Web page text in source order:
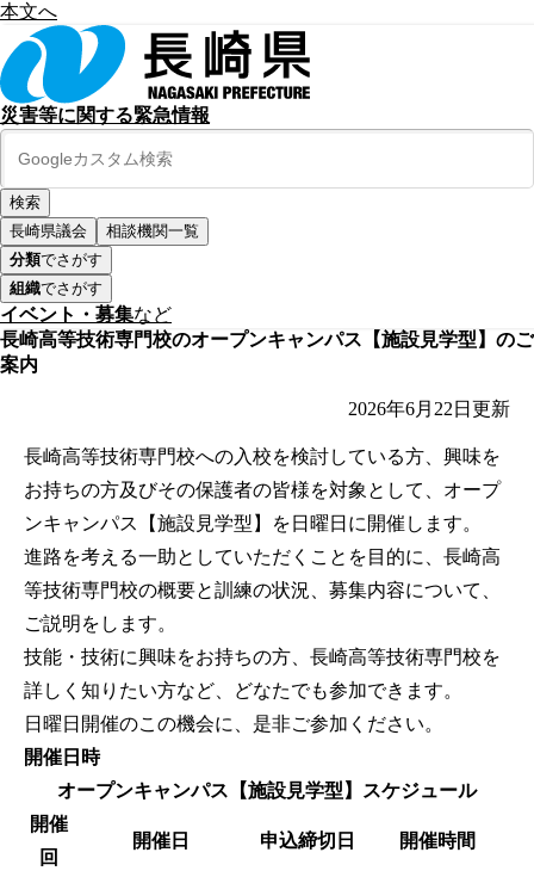
本文へ
災害等に関する緊急情報
長崎県議会
相談機関一覧
分類でさがす
組織でさがす
イベント・募集など
長崎高等技術専門校のオープンキャンパス【施設見学型】のご
案内
2026年6月22日 更新
長崎高等技術専門校への入校を検討している方、興味を
お持ちの方及びその保護者の皆様を対象として、オープ
ンキャンパス【施設見学型】を日曜日に開催します。
進路を考える一助としていただくことを目的に、長崎高
等技術専門校の概要と訓練の状況、募集内容について、
ご説明をします。
技能・技術に興味をお持ちの方、長崎高等技術専門校を
詳しく知りたい方など、どなたでも参加できます。
日曜日開催のこの機会に、是非ご参加ください。
開催日時
オープンキャンパス【施設見学型】スケジュール
開催
回
開催日 申込締切日 開催時間